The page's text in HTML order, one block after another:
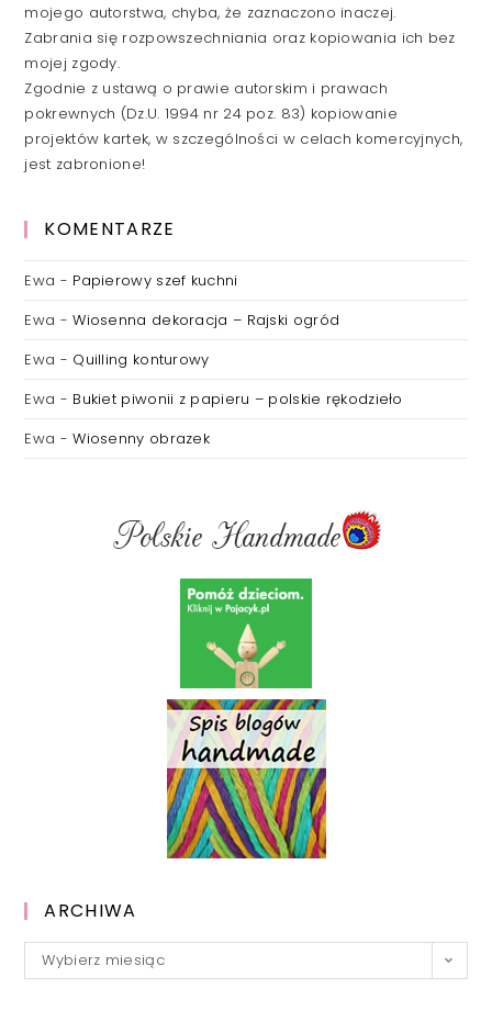
mojego autorstwa, chyba, że zaznaczono inaczej.
Zabrania się rozpowszechniania oraz kopiowania ich bez
mojej zgody.
Zgodnie z ustawą o prawie autorskim i prawach
pokrewnych (Dz.U. 1994 nr 24 poz. 83) kopiowanie
projektów kartek, w szczególności w celach komercyjnych,
jest zabronione!
KOMENTARZE
Ewa - Papierowy szef kuchni
Ewa -Wiosenna dekoracja – Rajski ogród
Ewa - Quilling konturowy
Ewa - Bukiet piwonii z papieru – polskie rękodzieło
Ewa -Wiosenny obrazek
ARCHIWA
Archiwa
Wybierz miesiąc